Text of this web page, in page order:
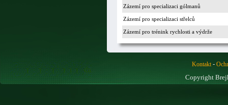
Zázemí pro specializaci gólmanů
Zázemí pro specializaci střelců
Zázemí pro trénink rychlosti a výdrže
Kontakt-
Copyright